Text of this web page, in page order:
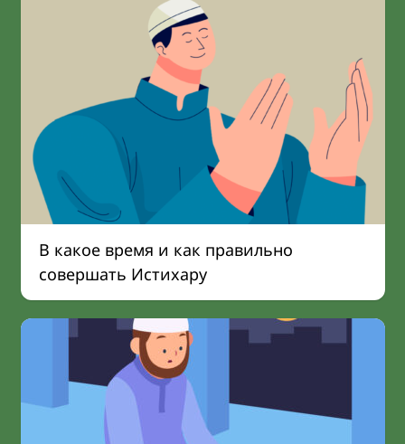
В какое время и как правильно
совершать Истихару